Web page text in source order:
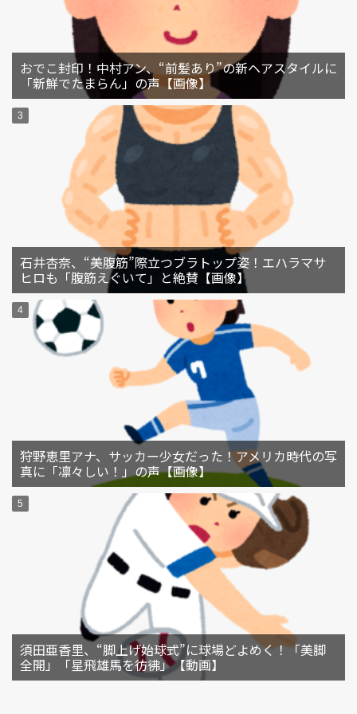
おでこ封印！中村アン、“前髪あり”の新ヘアスタイルに
「新鮮でたまらん」の声【画像】
石井杏奈、“美腹筋”際立つブラトップ姿！エハラマサ
ヒロも「腹筋えぐいて」と絶賛【画像】
狩野恵里アナ、サッカー少女だった！アメリカ時代の写
真に「凛々しい！」の声【画像】
須田亜香里、“脚上げ始球式”に球場どよめく！「美脚
全開」「星飛雄馬を彷彿」【動画】